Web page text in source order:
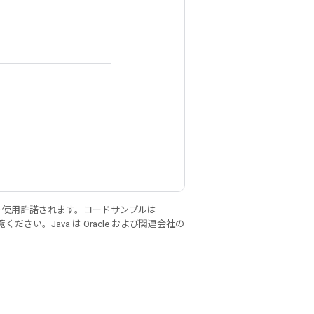
用許諾されます。コードサンプルは
ください。Java は Oracle および関連会社の